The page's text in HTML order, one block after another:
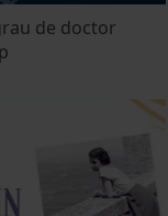
de doctor